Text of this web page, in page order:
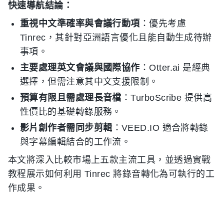
快速導航結論：
重視中文準確率與會議行動項 ：優先考慮
Tinrec，其針對亞洲語言優化且能自動生成待辦
事項。
主要處理英文會議與國際協作 ：Otter.ai 是經典
選擇，但需注意其中文支援限制。
預算有限且需處理長音檔 ：TurboScribe 提供高
性價比的基礎轉錄服務。
影片創作者需同步剪輯 ：VEED.IO 適合將轉錄
與字幕編輯結合的工作流。
本文將深入比較市場上五款主流工具，並透過實戰
教程展示如何利用 Tinrec 將錄音轉化為可執行的工
作成果。